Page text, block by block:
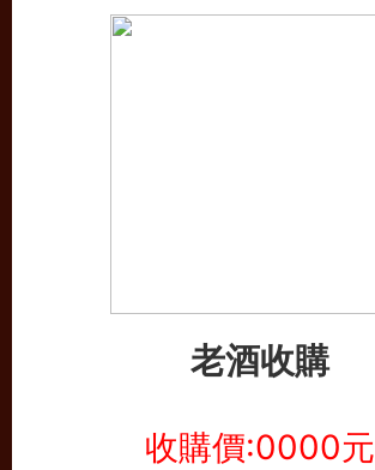
老酒收購
收購價:0000元